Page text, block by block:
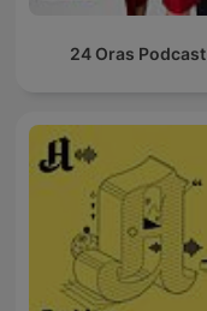
24 Oras Podcast